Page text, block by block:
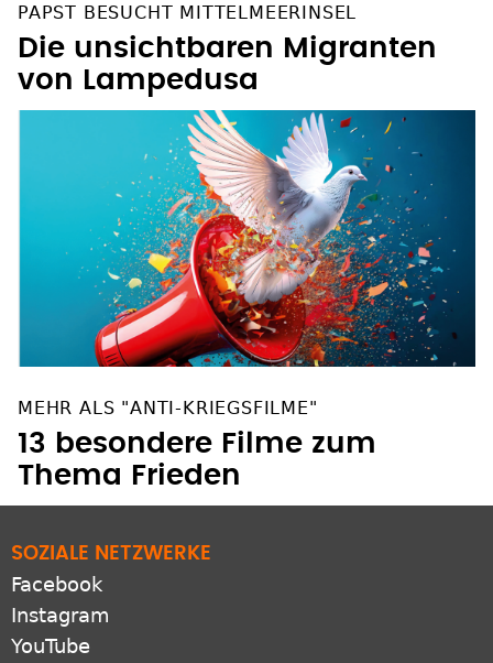
PAPST BESUCHT MITTELMEERINSEL
Die unsichtbaren Migranten
von Lampedusa
MEHR ALS "ANTI-KRIEGSFILME"
13 besondere Filme zum
Thema Frieden
SOZIALE NETZWERKE
Facebook
Instagram
YouTube